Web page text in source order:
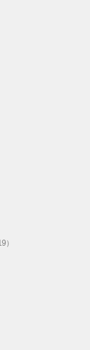
）